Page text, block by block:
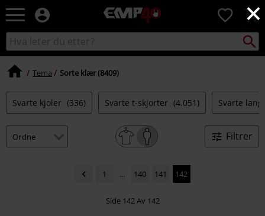
×
EMP
Musikk,
TV
merch
-
mote
0
Søk
i
Søk
Tema Sorte klær (8409)
Svarte kjoler (336) Svarte t-skjorter (4.051) Svarte
Filtrer
1 ... 140 141 142
Side 142 Av 142